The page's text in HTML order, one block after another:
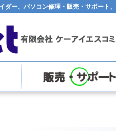
ダー、パソコン修理・販売・サポート